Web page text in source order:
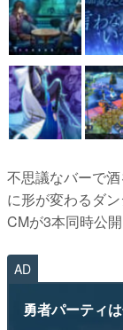
その他
電ファミニコゲ
運営：株式会社
不思議なバーで
に形が変わるダ
CMが3本同時公
AD
勇者パーティ